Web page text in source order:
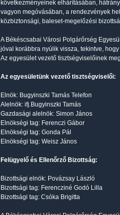
következményeinek elhárításában,
vagyon megóvásában, a rendezvények
közbiztonsági, baleset-megelőzési
A Békéscsabai Városi Polgárőrség
jóval korábbra nyúlik vissza, tekintve,
Az egyesület vezető tisztségviselőinek
Az egyesületünk vezető tisztségviselői:
Elnök: Bugyinszki Tamás Telefon
Alelnök: ifj.Bugyinszki Tamás
Gazdasági alelnök: Simon János
Elnökségi tag: Ferenczi Gábor
Elnökségi tag: Gonda Pál
Elnökségi tag: Weisz János
Felügyelő és Ellenőrző Bizottság:
Bizottsági elnök: Povázsay László
Bizottsági tag: Ferencziné Godó Lilla
Bizottsági tag: Csóka Brigitta